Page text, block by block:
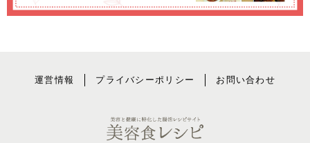
運営情報 プライバシーポリシー お問い合わせ